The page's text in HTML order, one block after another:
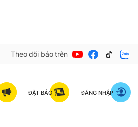
Theo dõi báo trên
ĐẶT BÁO ĐĂNG NHẬP